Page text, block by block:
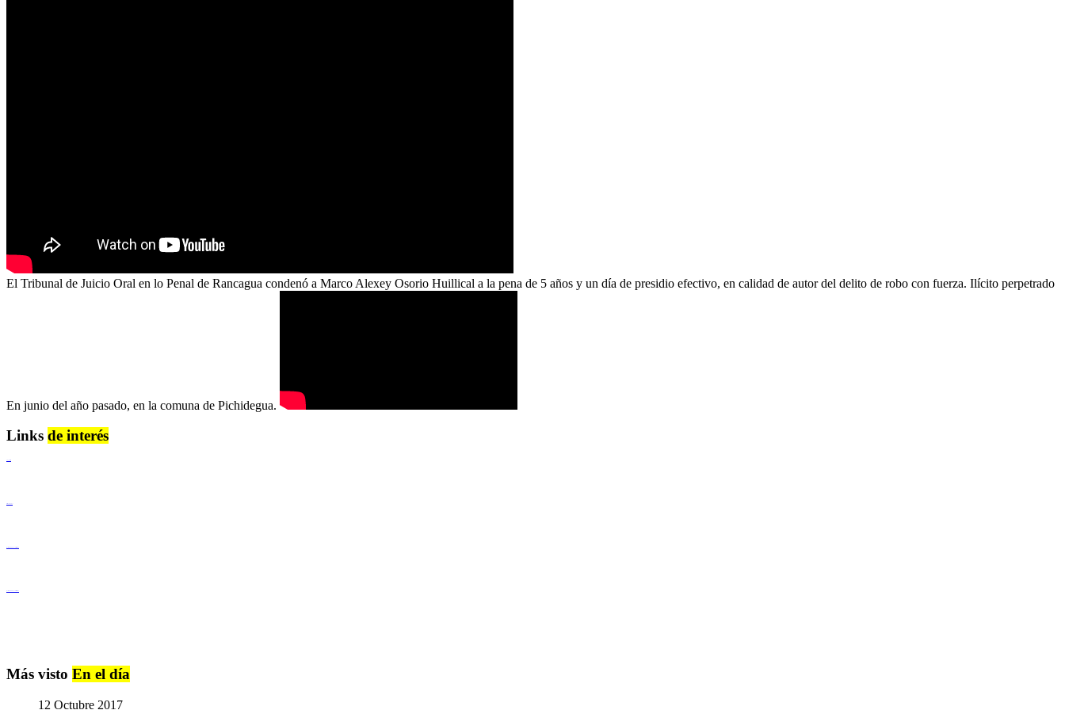
El Tribunal de Juicio Oral en lo Penal de Rancagua condenó a Marco Alexey Osorio Huillical a la pena de 5 años y un día de presidio efectivo, en calidad de autor del delito de robo con fuerza. Ilícito perpetrado
En junio del año pasado, en la comuna de Pichidegua.
Links de interés
Más visto En el día
12 Octubre 2017